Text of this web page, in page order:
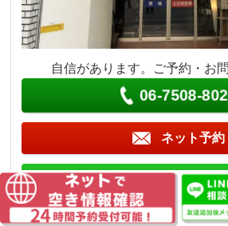
自信があります。ご予約・お
06-7508-
ネット予約
LINE予約